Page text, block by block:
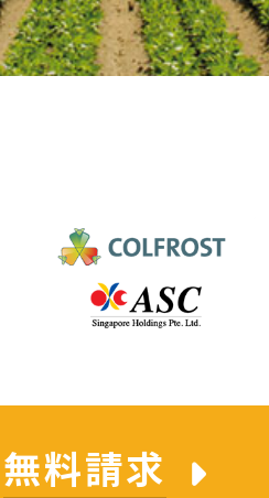
無料請求